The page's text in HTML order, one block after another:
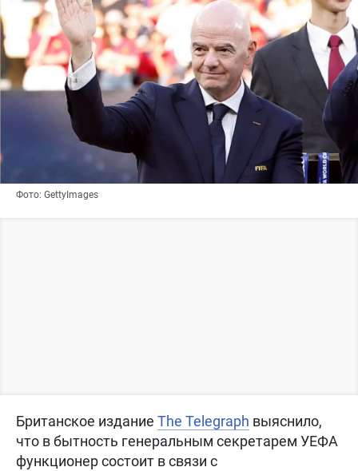
Фото: GettyImages
Британское издание The Telegraph выяснило,
что в бытность генеральным секретарем УЕФА
функционер состоит в связи с